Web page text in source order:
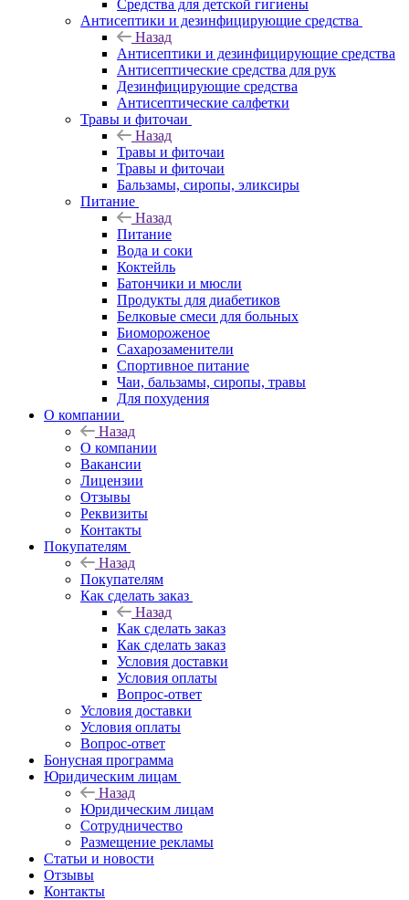
Средства для детской гигиены
Антисептики и дезинфицирующие средства
Назад
Антисептики и дезинфицирующие средства
Антисептические средства для рук
Дезинфицирующие средства
Антисептические салфетки
Травы и фиточаи
Назад
Травы и фиточаи
Травы и фиточаи
Бальзамы, сиропы, эликсиры
Питание
Назад
Питание
Вода и соки
Коктейль
Батончики и мюсли
Продукты для диабетиков
Белковые смеси для больных
Биомороженое
Сахарозаменители
Спортивное питание
Чаи, бальзамы, сиропы, травы
Для похудения
О компании
Назад
О компании
Вакансии
Лицензии
Отзывы
Реквизиты
Контакты
Покупателям
Назад
Покупателям
Как сделать заказ
Назад
Как сделать заказ
Как сделать заказ
Условия доставки
Условия оплаты
Вопрос-ответ
Условия доставки
Условия оплаты
Вопрос-ответ
Бонусная программа
Юридическим лицам
Назад
Юридическим лицам
Сотрудничество
Размещение рекламы
Статьи и новости
Отзывы
Контакты